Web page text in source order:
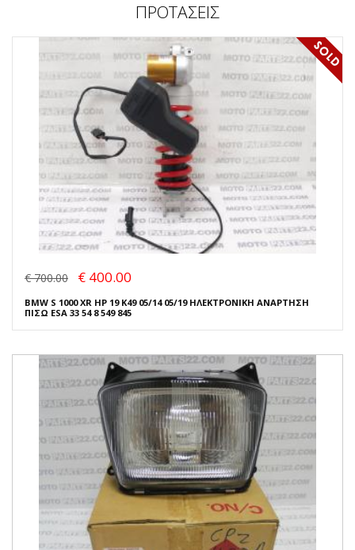
ΠΡΟΤΑΣΕΙΣ
€ 700.00 € 400.00
BMW S 1000 XR HP 19 K49 05/14 05/19 ΗΛΕΚΤΡΟΝΙΚΗ ΑΝΑΡΤΗΣΗ
ΠΙΣΩ ESA 33 54 8 549 845